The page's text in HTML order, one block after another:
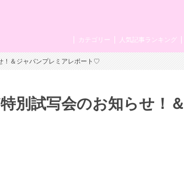
人気記事ランキング
カテゴリー
！＆ジャパンプレミアレポート♡
別試写会のお知らせ！＆